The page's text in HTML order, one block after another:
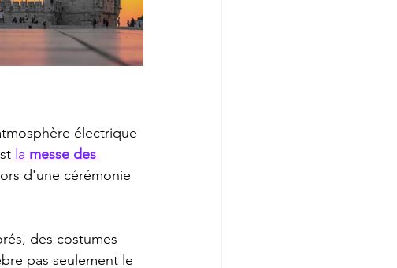
électrique
la messe des
d'une cérémonie
des costumes
pas seulement le